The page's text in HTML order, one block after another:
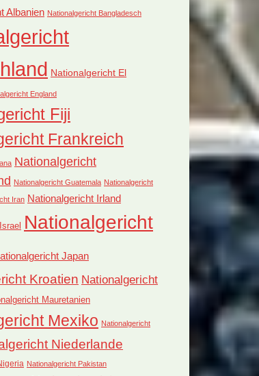
Albanien Nationalgericht Bangladesch
Nationalgericht El
England
Fiji
Frankreich
Nationalgericht
Nationalgericht Guatemala Nationalgericht
Iran Nationalgericht Irland
Nationalgericht
Japan
Kroatien Nationalgericht
Mauretanien
Mexiko Nationalgericht
Niederlande
Nationalgericht Pakistan